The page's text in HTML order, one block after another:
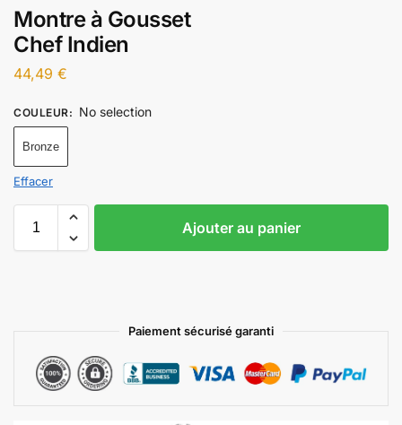
Montre à Gousset
Chef Indien
44,49 €
COULEUR: No selection
Bronze
Effacer
Ajouter au panier
Paiement sécurisé garanti